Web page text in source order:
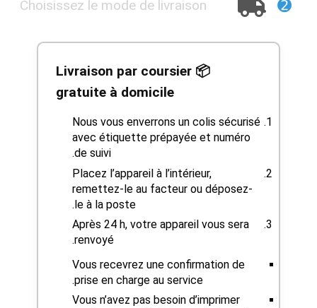
➋
Choisissez le mode de livraison
📦 Livraison par coursier
gratuite à domicile
Nous vous enverrons un colis sécurisé
avec étiquette prépayée et numéro
de suivi.
Placez l’appareil à l’intérieur,
remettez-le au facteur ou déposez-
le à la poste.
Après 24 h, votre appareil vous sera
renvoyé.
Vous recevrez une confirmation de
prise en charge au service.
Vous n’avez pas besoin d’imprimer